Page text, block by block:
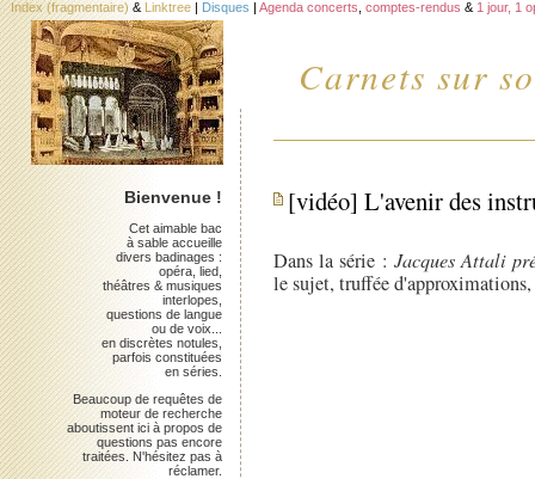
Carnets sur
Index (fragmentaire) & Linktree | Disques | Agenda concerts comptes-rendus & 1 jour, 1
[vidéo] L'avenir des
Dans la série : Jacques Attali
le sujet, truffée
Bienvenue !
Cet aimable bac
à sable accueille
divers badinages :
opéra, lied,
théâtres & musiques
interlopes,
questions de langue
ou de voix...
en discrètes notules,
parfois constituées
en séries.
Beaucoup de requêtes de
moteur de recherche
aboutissent ici à propos de
questions pas encore
traitées. N'hésitez pas à
réclamer.